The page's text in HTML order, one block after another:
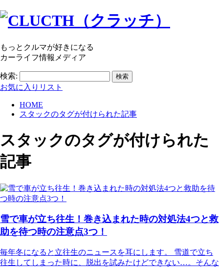
もっとクルマが好きになる
カーライフ情報メディア
検索:
お気に入りリスト
HOME
スタックのタグが付けられた記事
スタックのタグが付けられた
記事
雪で車が立ち往生！巻き込まれた時の対処法4つと救
助を待つ時の注意点3つ！
毎年冬になると立往生のニュースを耳にします。 雪道で立ち
往生してしまった時に、脱出を試みたけどできない…。そんな